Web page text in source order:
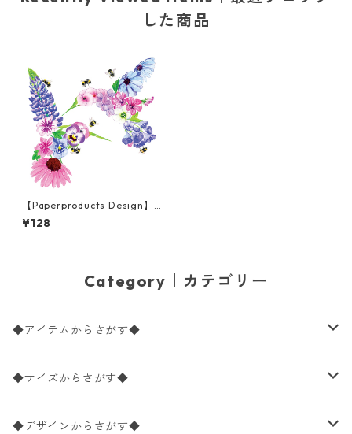
した商品
【Paperproducts Design】
バラ売り2枚 ランチサイズ ペ
ーパーナプキン Hummingbir
¥128
Category｜カテゴリー
◆アイテムからさがす◆
ペーパーナプキン2枚バラ売り
ペーパーナプキン1枚バラ売り
◆サイズからさがす◆
33×33cm（ランチサイズ）
◆デザインからさがす◆